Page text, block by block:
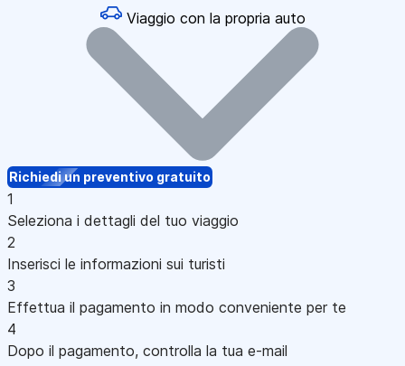
Viaggio con la propria auto
Richiedi un preventivo gratuito
1
Seleziona i dettagli del tuo viaggio
2
Inserisci le informazioni sui turisti
3
Effettua il pagamento in modo conveniente per te
4
Dopo il pagamento, controlla la tua e-mail